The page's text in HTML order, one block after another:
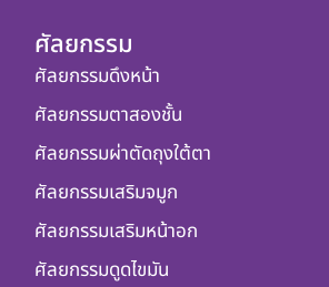
ศัลยกรรม
ศัลยกรรมดึงหน้า
ศัลยกรรมตาสองชั้น
ศัลยกรรมผ่าตัดถุงใต้ตา
ศัลยกรรมเสริมจมูก
ศัลยกรรมเสริมหน้าอก
ศัลยกรรมดูดไขมัน